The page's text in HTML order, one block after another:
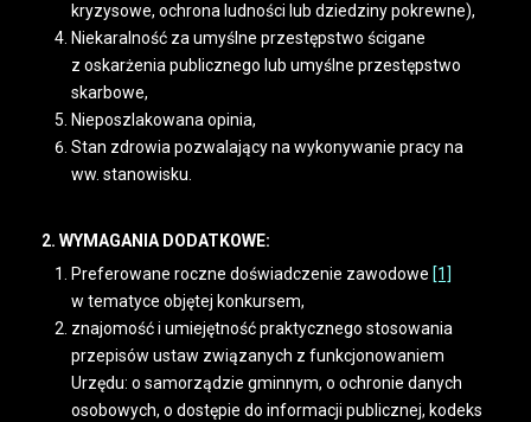
kryzysowe, ochrona ludności lub dziedziny pokrewne),
Niekaralność za umyślne przestępstwo ścigane
z oskarżenia publicznego lub umyślne przestępstwo
skarbowe,
Nieposzlakowana opinia,
Stan zdrowia pozwalający na wykonywanie pracy na
ww. stanowisku.
2. WYMAGANIA DODATKOWE:
Preferowane roczne doświadczenie zawodowe [1]
w tematyce objętej konkursem,
znajomość i umiejętność praktycznego stosowania
przepisów ustaw związanych z funkcjonowaniem
Urzędu: o samorządzie gminnym, o ochronie danych
osobowych, o dostępie do informacji publicznej, kodeks